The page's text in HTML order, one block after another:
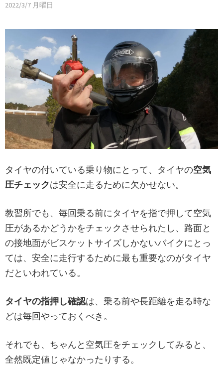
2022/3/7 月曜日
タイヤの付いている乗り物にとって、タイヤの空気
圧チェックは安全に走るために欠かせない。
教習所でも、毎回乗る前にタイヤを指で押して空気
圧があるかどうかをチェックさせられたし、路面と
の接地面がビスケットサイズしかないバイクにとっ
ては、安全に走行するために最も重要なのがタイヤ
だといわれている。
タイヤの指押し確認は、乗る前や長距離を走る時な
どは毎回やっておくべき。
それでも、ちゃんと空気圧をチェックしてみると、
全然既定値じゃなかったりする。